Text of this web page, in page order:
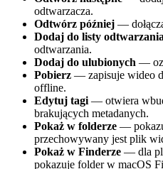
odtwarzacza.
Odtwórz później —
Dodaj do listy odtwarzania
odtwarzania.
Dodaj do ulubionych —
Pobierz — zapisuje wideo
offline.
Edytuj tagi — otwiera
brakujących metadanych.
Pokaż w folderze —
przechowywany jest plik
Pokaż w Finderze — dla
pokazuje folder w macOS